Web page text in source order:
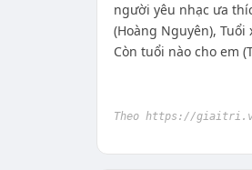
người yêu nhạc ưa
(Hoàng Nguyên),
Còn tuổi nào cho em
Theo https://